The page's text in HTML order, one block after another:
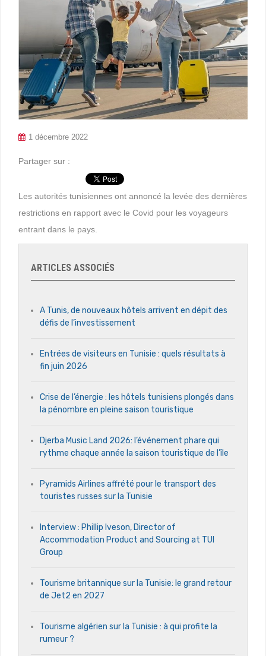
1 décembre 2022
Partager sur :
Les autorités tunisiennes ont annoncé la levée des dernières
restrictions en rapport avec le Covid pour les voyageurs
entrant dans le pays.
ARTICLES ASSOCIÉS
A Tunis, de nouveaux hôtels arrivent en dépit des
défis de l’investissement
Entrées de visiteurs en Tunisie : quels résultats à
fin juin 2026
Crise de l’énergie : les hôtels tunisiens plongés dans
la pénombre en pleine saison touristique
Djerba Music Land 2026: l’événement phare qui
rythme chaque année la saison touristique de l’île
Pyramids Airlines affrété pour le transport des
touristes russes sur la Tunisie
Interview : Phillip Iveson, Director of
Accommodation Product and Sourcing at TUI
Group
Tourisme britannique sur la Tunisie: le grand retour
de Jet2 en 2027
Tourisme algérien sur la Tunisie : à qui profite la
rumeur ?